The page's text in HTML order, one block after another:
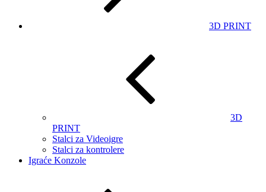
3D PRINT
3D
PRINT
Stalci za Videoigre
Stalci za kontrolere
Igraće Konzole